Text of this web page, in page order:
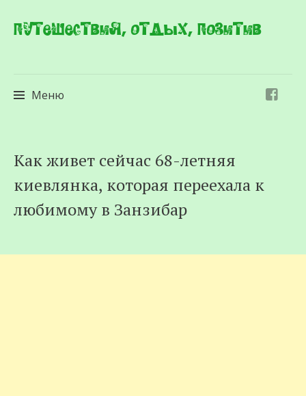
Путешествия, отдых, позитив
Меню
к
содержимому
Как живет сейчас 68-летняя
киевлянка, которая переехала к
любимому в Занзибар